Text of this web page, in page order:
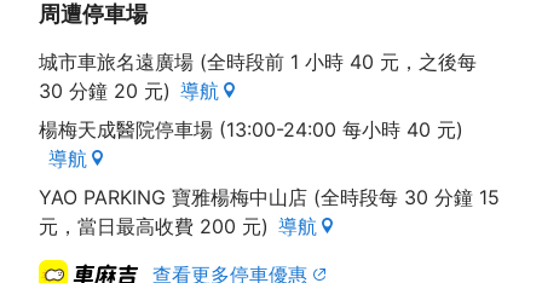
周遭停車場
城市車旅名遠廣場 (全時段前 1 小時 40 元，之後每
30 分鐘 20 元) 導航
楊梅天成醫院停車場 (13:00-24:00 每小時 40 元)
導航
YAO PARKING 寶雅楊梅中山店 (全時段每 30 分鐘 15
元，當日最高收費 200 元) 導航
查看更多停車優惠